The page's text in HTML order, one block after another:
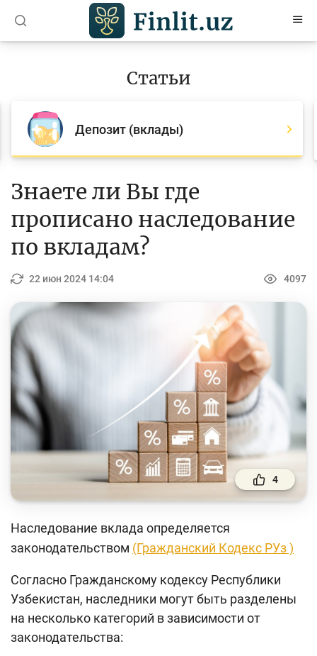
Все статьи
Для банковских агентов
Финансовый рынок
Денежно-кредитная политика и ее элементы
Финансовая безопасность
Права потребителей банковских услуг
Предпринимательство
Исламское финансирование
Учебные материалы
Проекты
Интерактивные услуги
Фотогалерея
О проекте
Поиск по сайту
Статьи
Депозит (вклады)
Знаете ли Вы где
прописано наследование
по вкладам?
22 июн 2024 14:04 4097
4
Наследование вклада определяется
законодательством (Гражданский Кодекс РУз )
Согласно Гражданскому кодексу Республики
Узбекистан, наследники могут быть разделены
на несколько категорий в зависимости от
законодательства: